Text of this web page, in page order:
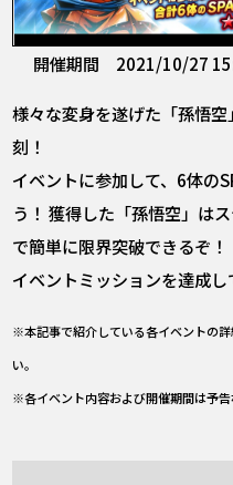
開催期間 2021/10/27
様々な変身を遂げた「孫悟
刻！
イベントに参加して、6体の
う！ 獲得した「孫悟空」は
で簡単に限界突破できるぞ
イベントミッションを達成
※本記事で紹介している各イベントの
い。
※各イベント内容および開催期間は予告